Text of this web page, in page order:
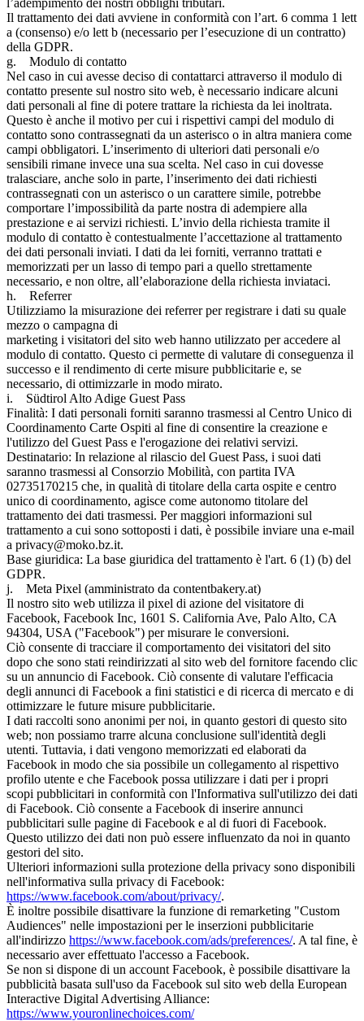
Il trattamento dei dati avviene in conformità con l’art. 6 comma 1 lett
a (consenso) e/o lett b (necessario per l’esecuzione di un contratto)
della GDPR.
g. Modulo di contatto
Nel caso in cui avesse deciso di contattarci attraverso il modulo di
contatto presente sul nostro sito web, è necessario indicare alcuni
dati personali al fine di potere trattare la richiesta da lei inoltrata.
Questo è anche il motivo per cui i rispettivi campi del modulo di
contatto sono contrassegnati da un asterisco o in altra maniera come
campi obbligatori. L’inserimento di ulteriori dati personali e/o
sensibili rimane invece una sua scelta. Nel caso in cui dovesse
tralasciare, anche solo in parte, l’inserimento dei dati richiesti
contrassegnati con un asterisco o un carattere simile, potrebbe
comportare l’impossibilità da parte nostra di adempiere alla
prestazione e ai servizi richiesti. L’invio della richiesta tramite il
modulo di contatto è contestualmente l’accettazione al trattamento
dei dati personali inviati. I dati da lei forniti, verranno trattati e
memorizzati per un lasso di tempo pari a quello strettamente
necessario, e non oltre, all’elaborazione della richiesta inviataci.
h. Referrer
Utilizziamo la misurazione dei referrer per registrare i dati su quale
mezzo o campagna di
marketing i visitatori del sito web hanno utilizzato per accedere al
modulo di contatto. Questo ci permette di valutare di conseguenza il
successo e il rendimento di certe misure pubblicitarie e, se
necessario, di ottimizzarle in modo mirato.
i. Südtirol Alto Adige Guest Pass
Finalità: I dati personali forniti saranno trasmessi al Centro Unico di
Coordinamento Carte Ospiti al fine di consentire la creazione e
l'utilizzo del Guest Pass e l'erogazione dei relativi servizi.
Destinatario: In relazione al rilascio del Guest Pass, i suoi dati
saranno trasmessi al Consorzio Mobilità, con partita IVA
02735170215 che, in qualità di titolare della carta ospite e centro
unico di coordinamento, agisce come autonomo titolare del
trattamento dei dati trasmessi. Per maggiori informazioni sul
trattamento a cui sono sottoposti i dati, è possibile inviare una e-mail
a privacy@moko.bz.it.
Base giuridica: La base giuridica del trattamento è l'art. 6 (1) (b) del
GDPR.
j. Meta Pixel (amministrato da contentbakery.at)
Il nostro sito web utilizza il pixel di azione del visitatore di
Facebook, Facebook Inc, 1601 S. California Ave, Palo Alto, CA
94304, USA ("Facebook") per misurare le conversioni.
Ciò consente di tracciare il comportamento dei visitatori del sito
dopo che sono stati reindirizzati al sito web del fornitore facendo clic
su un annuncio di Facebook. Ciò consente di valutare l'efficacia
degli annunci di Facebook a fini statistici e di ricerca di mercato e di
ottimizzare le future misure pubblicitarie.
I dati raccolti sono anonimi per noi, in quanto gestori di questo sito
web; non possiamo trarre alcuna conclusione sull'identità degli
utenti. Tuttavia, i dati vengono memorizzati ed elaborati da
Facebook in modo che sia possibile un collegamento al rispettivo
profilo utente e che Facebook possa utilizzare i dati per i propri
scopi pubblicitari in conformità con l'Informativa sull'utilizzo dei dati
di Facebook. Ciò consente a Facebook di inserire annunci
pubblicitari sulle pagine di Facebook e al di fuori di Facebook.
Questo utilizzo dei dati non può essere influenzato da noi in quanto
gestori del sito.
Ulteriori informazioni sulla protezione della privacy sono disponibili
nell'informativa sulla privacy di Facebook:
https://www.facebook.com/about/privacy/.
È inoltre possibile disattivare la funzione di remarketing "Custom
Audiences" nelle impostazioni per le inserzioni pubblicitarie
all'indirizzo https://www.facebook.com/ads/preferences/. A tal fine, è
necessario aver effettuato l'accesso a Facebook.
Se non si dispone di un account Facebook, è possibile disattivare la
pubblicità basata sull'uso da Facebook sul sito web della European
Interactive Digital Advertising Alliance:
https://www.youronlinechoices.com/